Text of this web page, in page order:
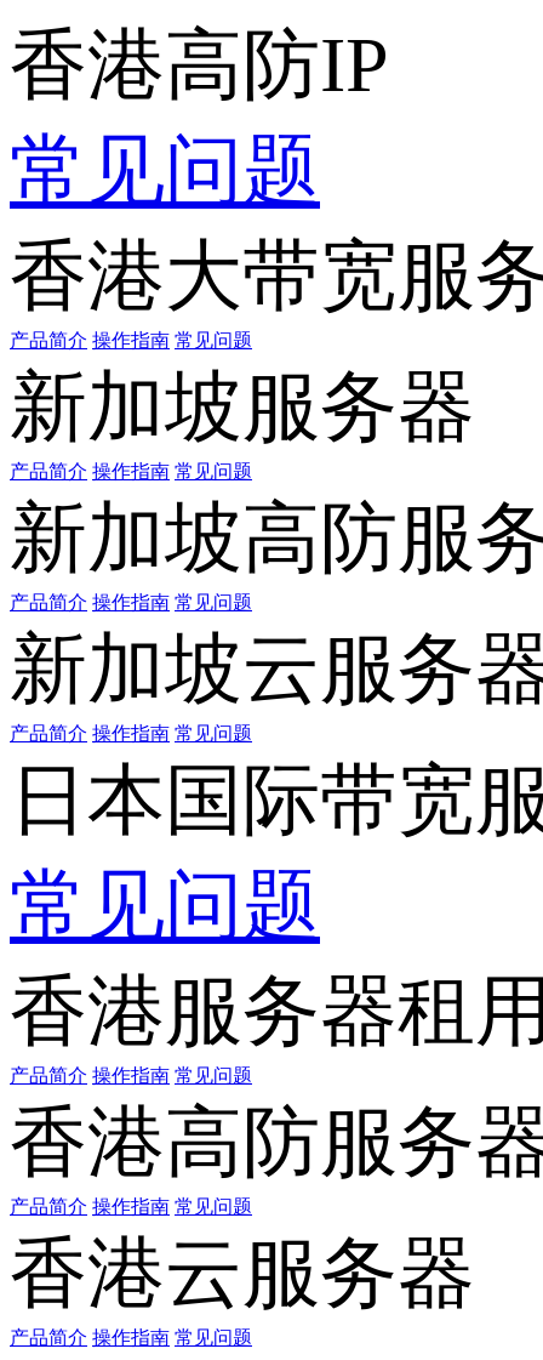
香港高防IP
常见问题
香港大带宽服
产品简介 操作指南 常见问题
新加坡服务器
产品简介 操作指南 常见问题
新加坡高防服
产品简介 操作指南 常见问题
新加坡云服务
产品简介 操作指南 常见问题
日本国际带宽
常见问题
香港服务器租
产品简介 操作指南 常见问题
香港高防服务
产品简介 操作指南 常见问题
香港云服务器
产品简介 操作指南 常见问题